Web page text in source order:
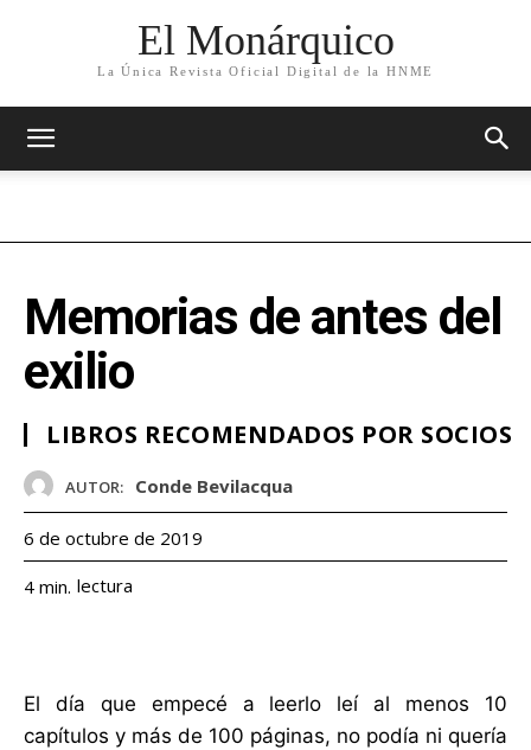
El Monárquico
La Única Revista Oficial Digital de la HNME
Memorias de antes del
exilio
LIBROS RECOMENDADOS POR SOCIOS
AUTOR: Conde Bevilacqua
6 de octubre de 2019
4 min. lectura
El día que empecé a leerlo leí al menos 10
capítulos y más de 100 páginas, no podía ni quería